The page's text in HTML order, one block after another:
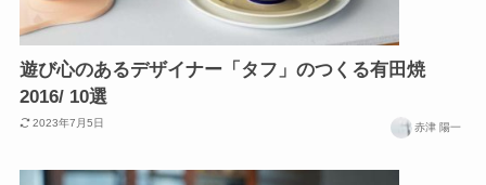
遊び心のあるデザイナー「タフ」のつくる有田焼
2016/ 10選
2023年7月5日 赤津 陽一